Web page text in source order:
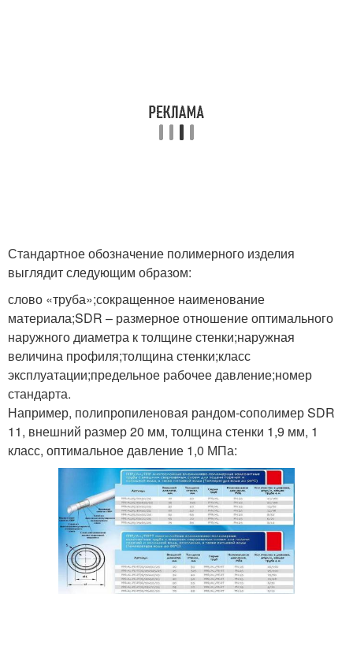
Стандартное обозначение полимерного изделия
выглядит следующим образом:
слово «труба»;сокращенное наименование
материала;SDR – размерное отношение оптимального
наружного диаметра к толщине стенки;наружная
величина профиля;толщина стенки;класс
эксплуатации;предельное рабочее давление;номер
стандарта.
Например, полипропиленовая рандом-сополимер SDR
11, внешний размер 20 мм, толщина стенки 1,9 мм, 1
класс, оптимальное давление 1,0 МПа: